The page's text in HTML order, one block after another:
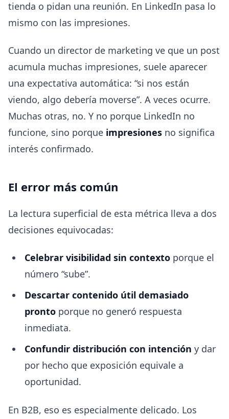
tienda o pidan una reunión. En LinkedIn pasa lo
mismo con las impresiones.
Cuando un director de marketing ve que un post
acumula muchas impresiones, suele aparecer
una expectativa automática: “si nos están
viendo, algo debería moverse”. A veces ocurre.
Muchas otras, no. Y no porque LinkedIn no
funcione, sino porque impresiones no significa
interés confirmado.
El error más común
La lectura superficial de esta métrica lleva a dos
decisiones equivocadas:
Celebrar visibilidad sin contextoporque el
número “sube”.
Descartar contenido útil demasiado
prontoporque no generó respuesta
inmediata.
Confundir distribución con intención y dar
por hecho que exposición equivale a
oportunidad.
En B2B, eso es especialmente delicado. Los